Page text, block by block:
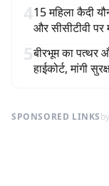
415 महिला कैदी
और सीसीटीवी पर
5बीरभूम का पत्थर
हाईकोर्ट, मांगी
SPONSORED LINKS